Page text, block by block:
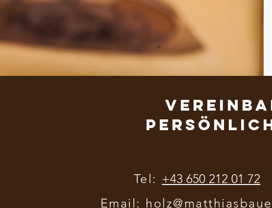
Tel: +43 650 212 01 72
Email: